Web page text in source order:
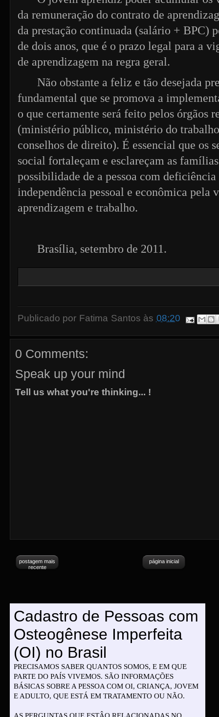
da remuneração do contrato de
da prestação continuada (salário + BPC)
de dois anos, que é o prazo legal para a
de aprendizagem na regra geral.
Não obstante a feliz e tão desejada
fundamental que se promova a
o que certamente será feito pelos órgãos
(ministério público, ministério do
conselhos de direito). É essencial que os
social fortaleçam e esclareçam as
possibilidade de a pessoa com
independência pessoal e econômica pela
aprendizagem e trabalho.
Brasília, setembro de 2011.
Publicado por Fatima Santos às 08:20
0 Comments:
Speak up your mind
Tell us what you're thinking... !
postagem mais
recente
página inicial